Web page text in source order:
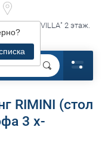
лит.А, ТЦ."VILLA" 2 этаж.
RIMINI (стол
3 х-